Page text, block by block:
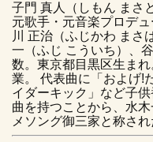
子門 真人（しもん まさ
元歌手・元音楽プロデ
川 正治（ふじかわ まさ
一（ふじ こういち）、
数。東京都目黒区生ま
業。 代表曲に「およげ!
イダーキック」など子
曲を持つことから、水
メソング御三家と称され